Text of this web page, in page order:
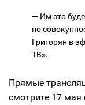
— Им это
по
Григорян в
ТВ».
Прямые
смотрите 17 мая